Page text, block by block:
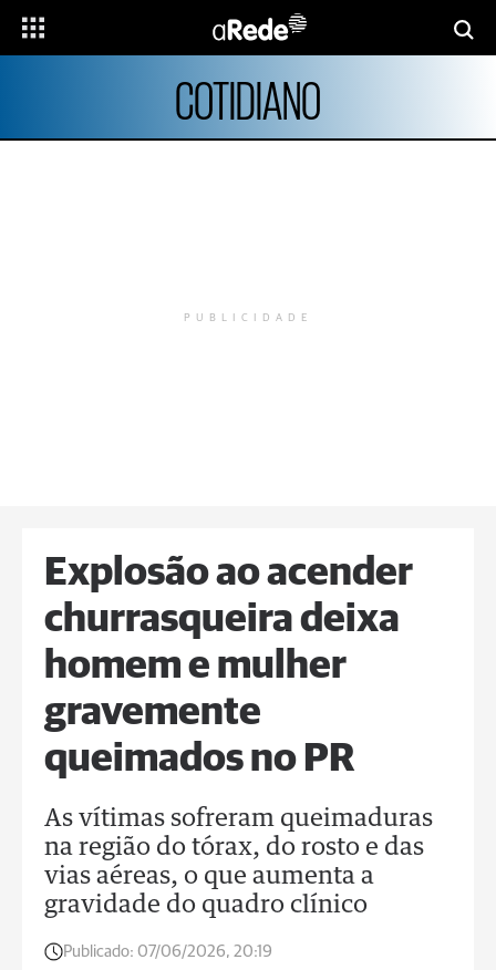
COTIDIANO
PUBLICIDADE
Explosão ao acender
churrasqueira deixa
homem e mulher
gravemente
queimados no PR
As vítimas sofreram queimaduras
na região do tórax, do rosto e das
vias aéreas, o que aumenta a
gravidade do quadro clínico
Publicado: 07/06/2026, 20:19